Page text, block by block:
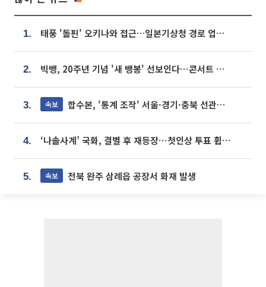
1. 태풍 '돌핀' 오키나와 접근…일본기상청 경로 업데이트
2. 빅뱅, 20주년 기념 '새 뱅봉' 선보인다⋯콘서트 앞두고 팝업 개최
3. 속보 합수본, '통계 조작' 서울·경기·충북 선관위 등 추가 압수수색
4. ‘나솔사계’ 국화, 결별 후 재등장⋯첫인상 투표 휩쓸고 ‘인기녀’ 등극
5. 속보 전북 완주 삼례읍 공장서 화재 발생